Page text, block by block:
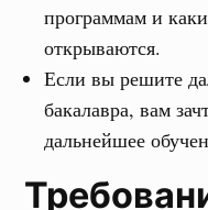
программам и
открываются.
Если вы решите
бакалавра, вам
дальнейшее